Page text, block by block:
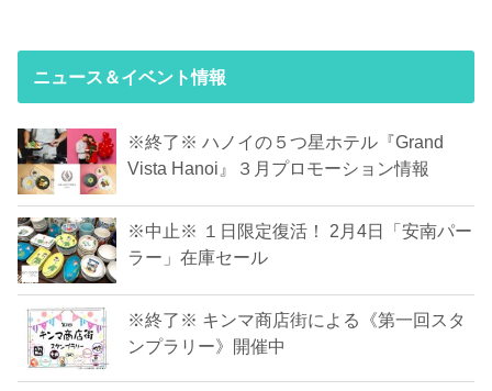
ニュース＆イベント情報
※終了※ ハノイの５つ星ホテル『Grand
Vista Hanoi』３月プロモーション情報
※中止※ １日限定復活！ 2月4日「安南パー
ラー」在庫セール
※終了※ キンマ商店街による《第一回スタ
ンプラリー》開催中